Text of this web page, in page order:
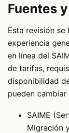
Fuentes
Esta revisión se
experiencia
en línea del
de tarifas,
disponibilidad
pueden
SAIME
Migración